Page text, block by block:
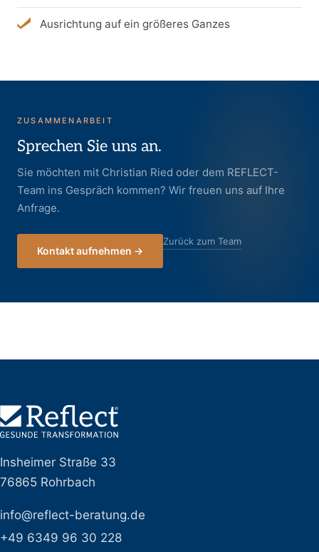
Ausrichtung auf ein größeres Ganzes
ZUSAMMENARBEIT
Sprechen Sie uns an.
Sie möchten mit Christian Ried oder dem REFLECT-
Team ins Gespräch kommen? Wir freuen uns auf Ihre
Anfrage.
Kontakt aufnehmen →
Zurück zum Team
Insheimer Straße 33
76865 Rohrbach
info@reflect-beratung.de
+49 6349 96 30 228